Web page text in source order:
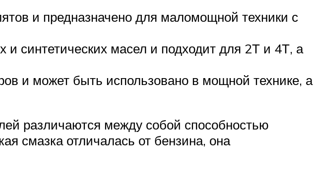
и предназначено для маломощной техники с
синтетических масел и подходит для 2Т и 4Т, а
и может быть использовано в мощной технике, а
различаются между собой способностью
смазка отличалась от бензина, она